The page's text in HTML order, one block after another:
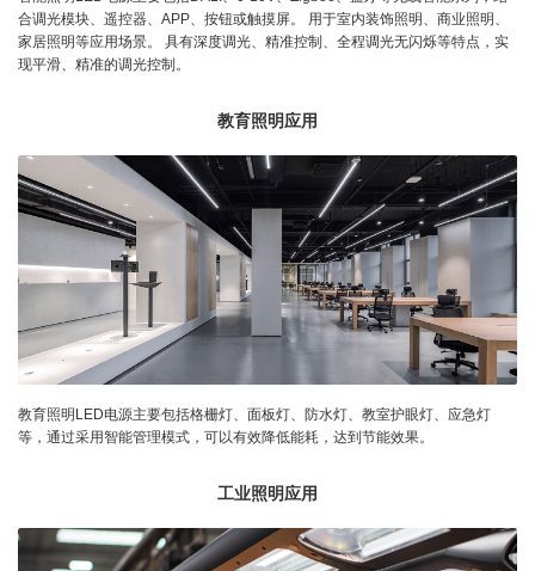
合调光模块、遥控器、APP、按钮或触摸屏。 用于室内装饰照明、商业照明、
家居照明等应用场景。 具有深度调光、精准控制、全程调光无闪烁等特点，实
现平滑、精准的调光控制。
教育照明LED电源主要包括格栅灯、面板灯、防水灯、教室护眼灯、应急灯
等，通过采用智能管理模式，可以有效降低能耗，达到节能效果。
教育照明应用
工业照明应用